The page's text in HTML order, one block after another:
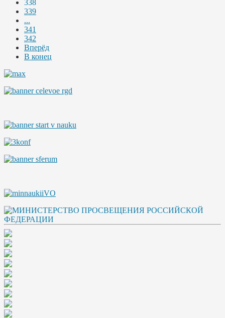
338
339
...
341
342
Вперёд
В конец